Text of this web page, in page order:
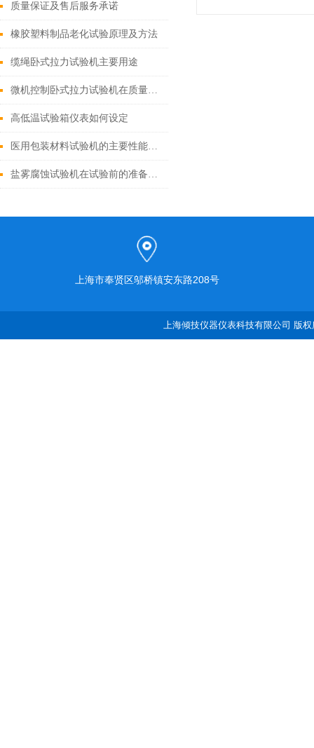
质量保证及售后服务承诺
橡胶塑料制品老化试验原理及方法
缆绳卧式拉力试验机主要用途
微机控制卧式拉力试验机在质量控制中的作用
高低温试验箱仪表如何设定
医用包装材料试验机的主要性能指标有哪些?
盐雾腐蚀试验机在试验前的准备工作有哪些？
上海市奉贤区邬桥镇安东路208号
上海倾技仪器仪表科技有限公司 版